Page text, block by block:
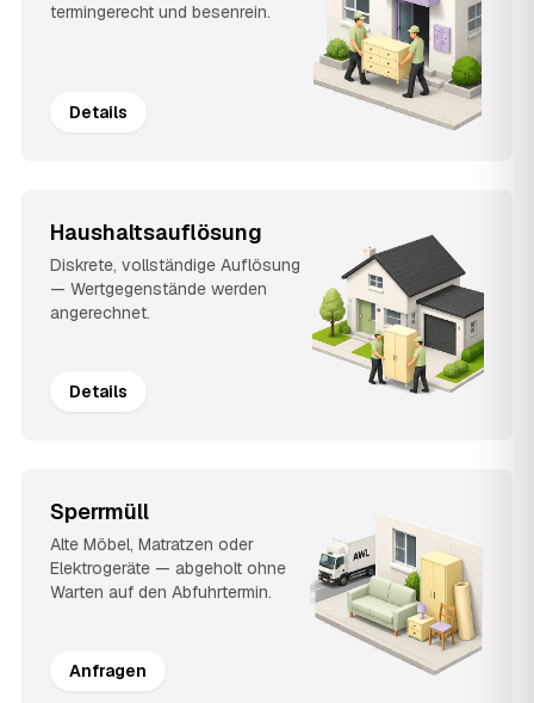
termingerecht und besenrein.
Details
Haushaltsauflösung
Diskrete, vollständige Auflösung
— Wertgegenstände werden
angerechnet.
Details
Sperrmüll
Alte Möbel, Matratzen oder
Elektrogeräte — abgeholt ohne
Warten auf den Abfuhrtermin.
Anfragen